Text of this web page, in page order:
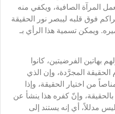
المرآة الصافية، ويكفي منه
فوق قلبه ليبصر نور الحقيقة
ويمكن تسمية هذا الرأي بـ
بهاتين الفرضيتين، كانوا
المجرَّدة، وإن الذي
من اختيار الحقيقة، وإذا
وإنّ كفره هذا ينشأ عن
مدللاً، أي إنه يستند إلى